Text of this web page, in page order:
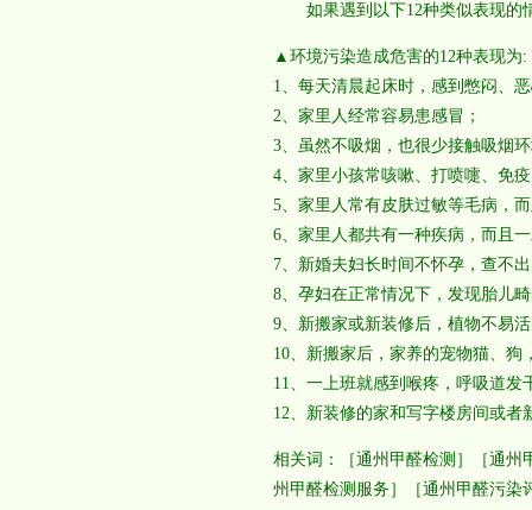
如果遇到以下12种类似表现的
▲环境污染造成危害的12种表现为:
1、每天清晨起床时，感到憋闷、
2、家里人经常容易患感冒；
3、虽然不吸烟，也很少接触吸烟
4、家里小孩常咳嗽、打喷嚏、免
5、家里人常有皮肤过敏等毛病，
6、家里人都共有一种疾病，而且
7、新婚夫妇长时间不怀孕，查不
8、孕妇在正常情况下，发现胎儿
9、新搬家或新装修后，植物不易
10、新搬家后，家养的宠物猫、
11、一上班就感到喉疼，呼吸道
12、新装修的家和写字楼房间或
相关词：［通州甲醛检测］［通州
州甲醛检测服务］［通州甲醛污染